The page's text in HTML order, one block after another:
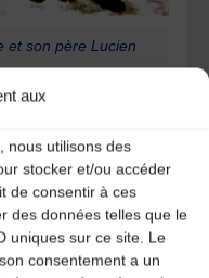
aux
nous utilisons des
stocker et/ou accéder
de consentir à ces
des données telles que le
uniques sur ce site. Le
consentement a un
et son père Lucien
souvenirs n’est pas
déchire en nous, je te
en attendant de se
dans un conte de la
de ta palette